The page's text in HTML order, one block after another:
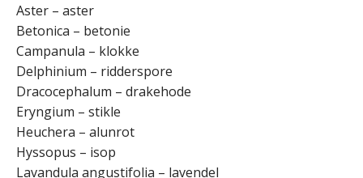
Aster – aster
Betonica – betonie
Campanula – klokke
Delphinium – ridderspore
Dracocephalum – drakehode
Eryngium – stikle
Heuchera – alunrot
Hyssopus – isop
Lavandula angustifolia – lavendel